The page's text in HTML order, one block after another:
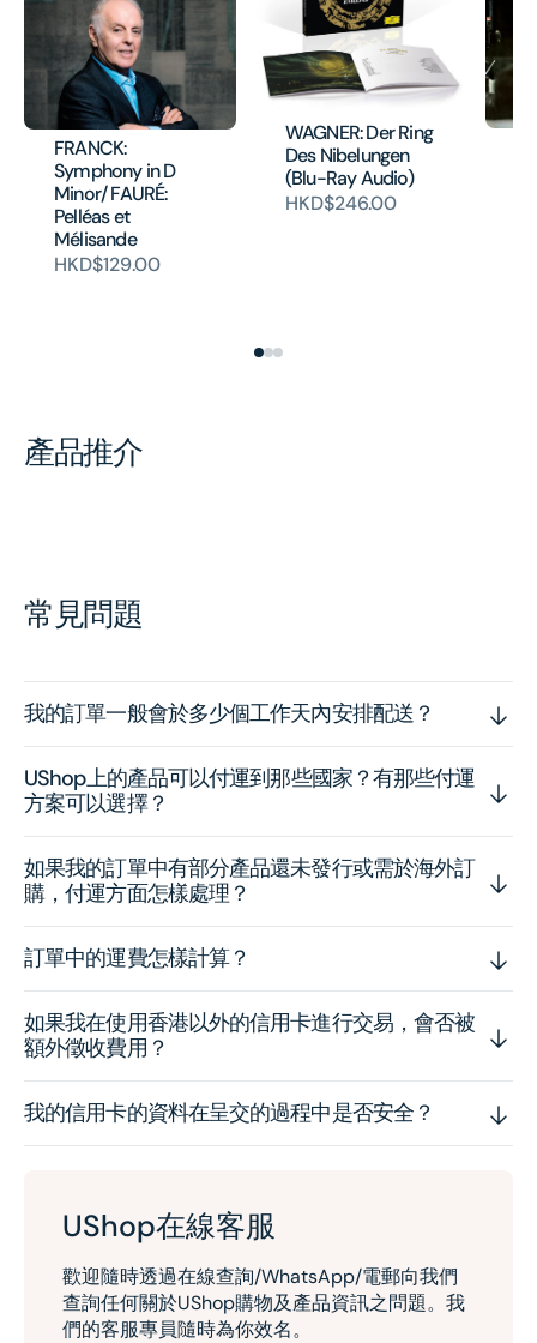
FRANCK:
Symphony in D
Minor/ FAURÉ:
Pelléas et
Mélisande
HKD$129.00
WAGNER: Der Ring
Des Nibelungen
(Blu-Ray Audio)
HKD$246.00
產品推介
常見問題
我的訂單一般會於多少個工作天內安排配送？
UShop上的產品可以付運到那些國家？有那些付運
方案可以選擇？
如果我的訂單中有部分產品還未發行或需於海外訂
購，付運方面怎樣處理？
訂單中的運費怎樣計算？
如果我在使用香港以外的信用卡進行交易，會否被
額外徵收費用？
我的信用卡的資料在呈交的過程中是否安全？
UShop在線客服
歡迎隨時透過在線查詢/WhatsApp/電郵向我們
查詢任何關於UShop購物及產品資訊之問題。我
們的客服專員隨時為你效名。